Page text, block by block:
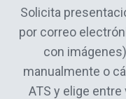
Solicita
por correo
con
manualmente o
ATS y elige